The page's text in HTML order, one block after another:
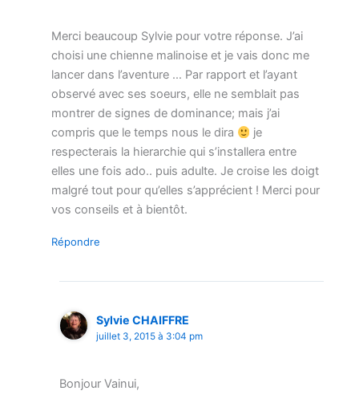
Merci beaucoup Sylvie pour votre réponse. J’ai
choisi une chienne malinoise et je vais donc me
lancer dans l’aventure … Par rapport et l’ayant
observé avec ses soeurs, elle ne semblait pas
montrer de signes de dominance; mais j’ai
compris que le temps nous le dira
je
respecterais la hierarchie qui s’installera entre
elles une fois ado.. puis adulte. Je croise les doigt
malgré tout pour qu’elles s’apprécient ! Merci pour
vos conseils et à bientôt.
Répondre
Sylvie CHAIFFRE
juillet 3, 2015 à 3:04 pm
Bonjour Vainui,